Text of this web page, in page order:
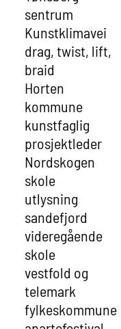
sentrum
Kunstklimavei
drag, twist, lift,
braid
Horten
kommune
kunstfaglig
prosjektleder
Nordskogen
skole
utlysning
sandefjord
videregående
skole
vestfold og
telemark
fylkeskommune